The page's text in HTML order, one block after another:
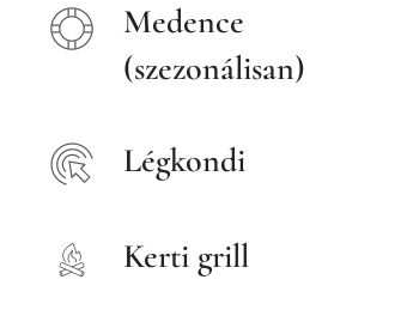
Medence
(szezonálisan)
Légkondi
Kerti grill